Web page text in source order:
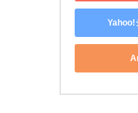
Yahoo!